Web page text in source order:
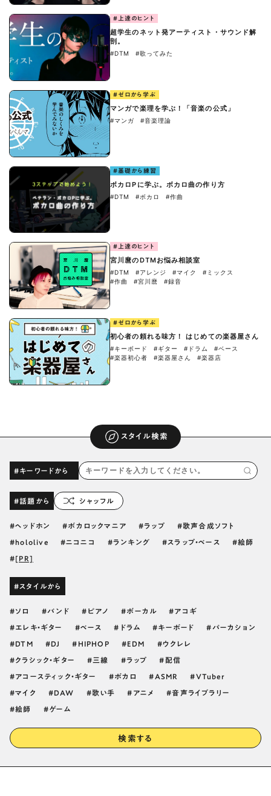
#上達のヒント
超学生のネット発アーティスト・サウンド解
剖。
#DTM #歌ってみた
#ゼロから学ぶ
マンガで楽理を学ぶ！「音楽の公式」
#マンガ #音楽理論
#基礎から練習
ボカロPに学ぶ。ボカロ曲の作り方
#DTM #ボカロ #作曲
#上達のヒント
宮川麿のDTMお悩み相談室
#DTM #アレンジ #マイク
#ミックス
#作曲
#宮川麿 #録音
#ゼロから学ぶ
初心者の頼れる味方！ はじめての楽器屋さん
#キーボード #ギター #ドラム
#ベース
#楽器初心者
#楽器屋さん #楽器店
スタイル検索
#キーワードから
#話題から シャッフル
ヘッドホン ボカロックマニア ラップ 歌声合成ソフト
hololive ニコニコ ランキング スラップ・ベース 絵師
[PR]
#スタイルから
ソロ バンド ピアノ ボーカル アコギ
エレキ・ギター ベース ドラム キーボード パーカション
DTM DJ HIPHOP EDM ウクレレ
クラシック・ギター 三線 ラップ 配信
アコースティック・ギター ボカロ ASMR VTuber
マイク DAW 歌い手 アニメ 音声ライブラリー
絵師 ゲーム
検索する